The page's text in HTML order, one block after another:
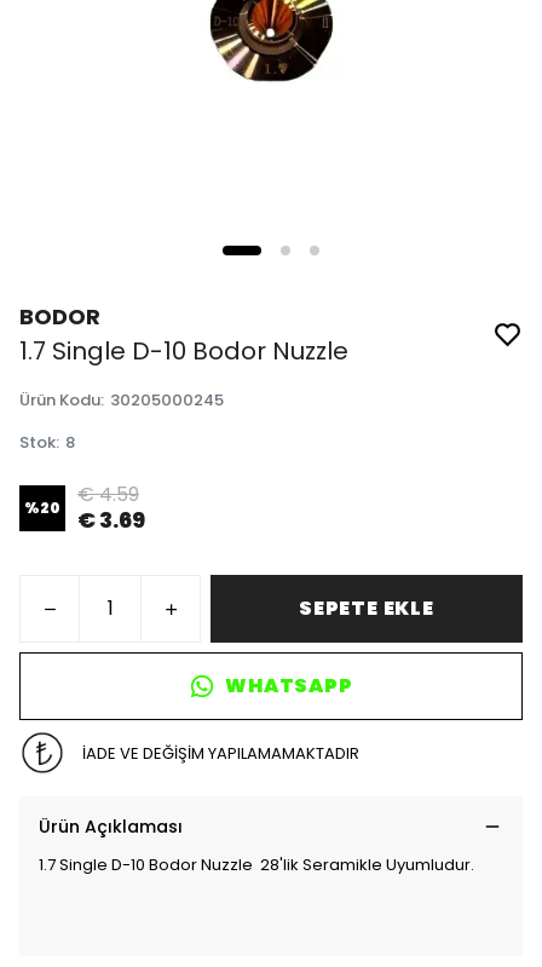
BODOR
1.7 Single D-10 Bodor Nuzzle
Ürün Kodu: 30205000245
Stok: 8
%20 € 4.59
€ 3.69
SEPETE EKLE
WHATSAPP
İADE VE DEĞİŞİM YAPILAMAMAKTADIR
Ürün Açıklaması
1.7 Single D-10 Bodor Nuzzle 28'lik Seramikle Uyumludur.